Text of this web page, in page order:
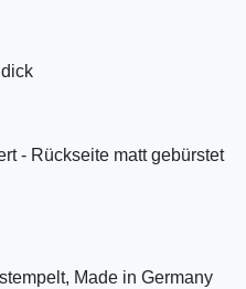
- Rückseite matt gebürstet
Made in Germany